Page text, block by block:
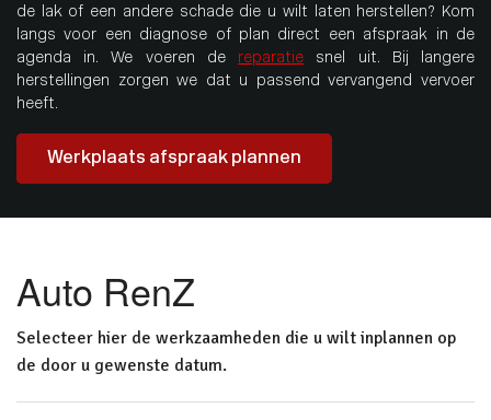
de lak of een andere schade die u wilt laten herstellen? Kom
langs voor een diagnose of plan direct een afspraak in de
agenda in. We voeren de reparatie snel uit. Bij langere
herstellingen zorgen we dat u passend vervangend vervoer
heeft.
Werkplaats afspraak plannen